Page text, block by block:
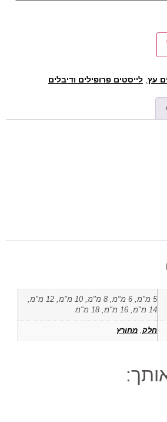
עץ,לייסטים פרופילים ודיבלים
5 מ"מ, 6 מ"מ, 8 מ"מ, 10 מ"מ, 12 מ"מ,
14 מ"מ, 16 מ"מ, 18 מ"מ
חלק,מחורץ